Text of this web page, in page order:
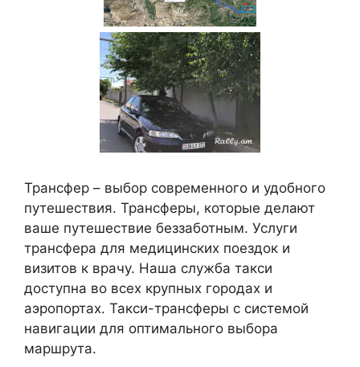
Трансфер – выбор современного и удобного
путешествия. Трансферы, которые делают
ваше путешествие беззаботным. Услуги
трансфера для медицинских поездок и
визитов к врачу. Наша служба такси
доступна во всех крупных городах и
аэропортах. Такси-трансферы с системой
навигации для оптимального выбора
маршрута.